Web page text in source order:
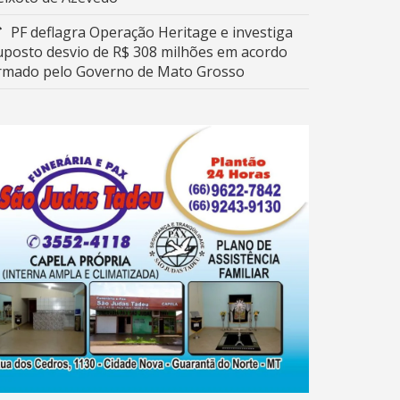
PF deflagra Operação Heritage e investiga
desvio de R$ 308 milhões em acordo
pelo Governo de Mato Grosso